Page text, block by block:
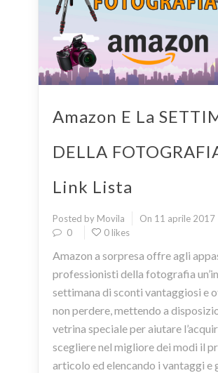
Amazon E La
DELLA
Link Lista
Posted by Movila
On 11 aprile 2017
0
0 likes
Amazon a sorpresa offre agli
professionisti della fotografia
settimana di sconti vantaggiosi e
non perdere, mettendo a
vetrina speciale per aiutare
scegliere nel migliore dei modi il
articolo ed elencando i vantaggi e